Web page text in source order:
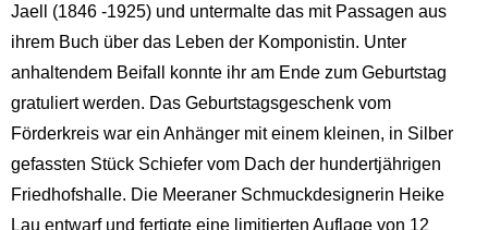
Jaell (1846 -1925) und untermalte das mit Passagen aus
ihrem Buch über das Leben der Komponistin. Unter
anhaltendem Beifall konnte ihr am Ende zum Geburtstag
gratuliert werden. Das Geburtstagsgeschenk vom
Förderkreis war ein Anhänger mit einem kleinen, in Silber
gefassten Stück Schiefer vom Dach der hundertjährigen
Friedhofshalle. Die Meeraner Schmuckdesignerin Heike
Lau entwarf und fertigte eine limitierten Auflage von 12